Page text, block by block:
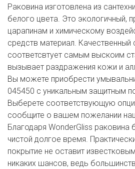
Раковина изготовлена из
белого цвета. Это экологичный,
царапинам и химическому
средств материал. Качественный
соответсвтует самым выскоим
вызывает раздражения кожи и
Вы можете приобрести
045450 c уникальным защитным
Выберете соответствующую
сообщите о вашем пожелании
Благодаря WonderGliss раковина
чистой долгое время.
покрытие не оставит
никаких шансов, ведь